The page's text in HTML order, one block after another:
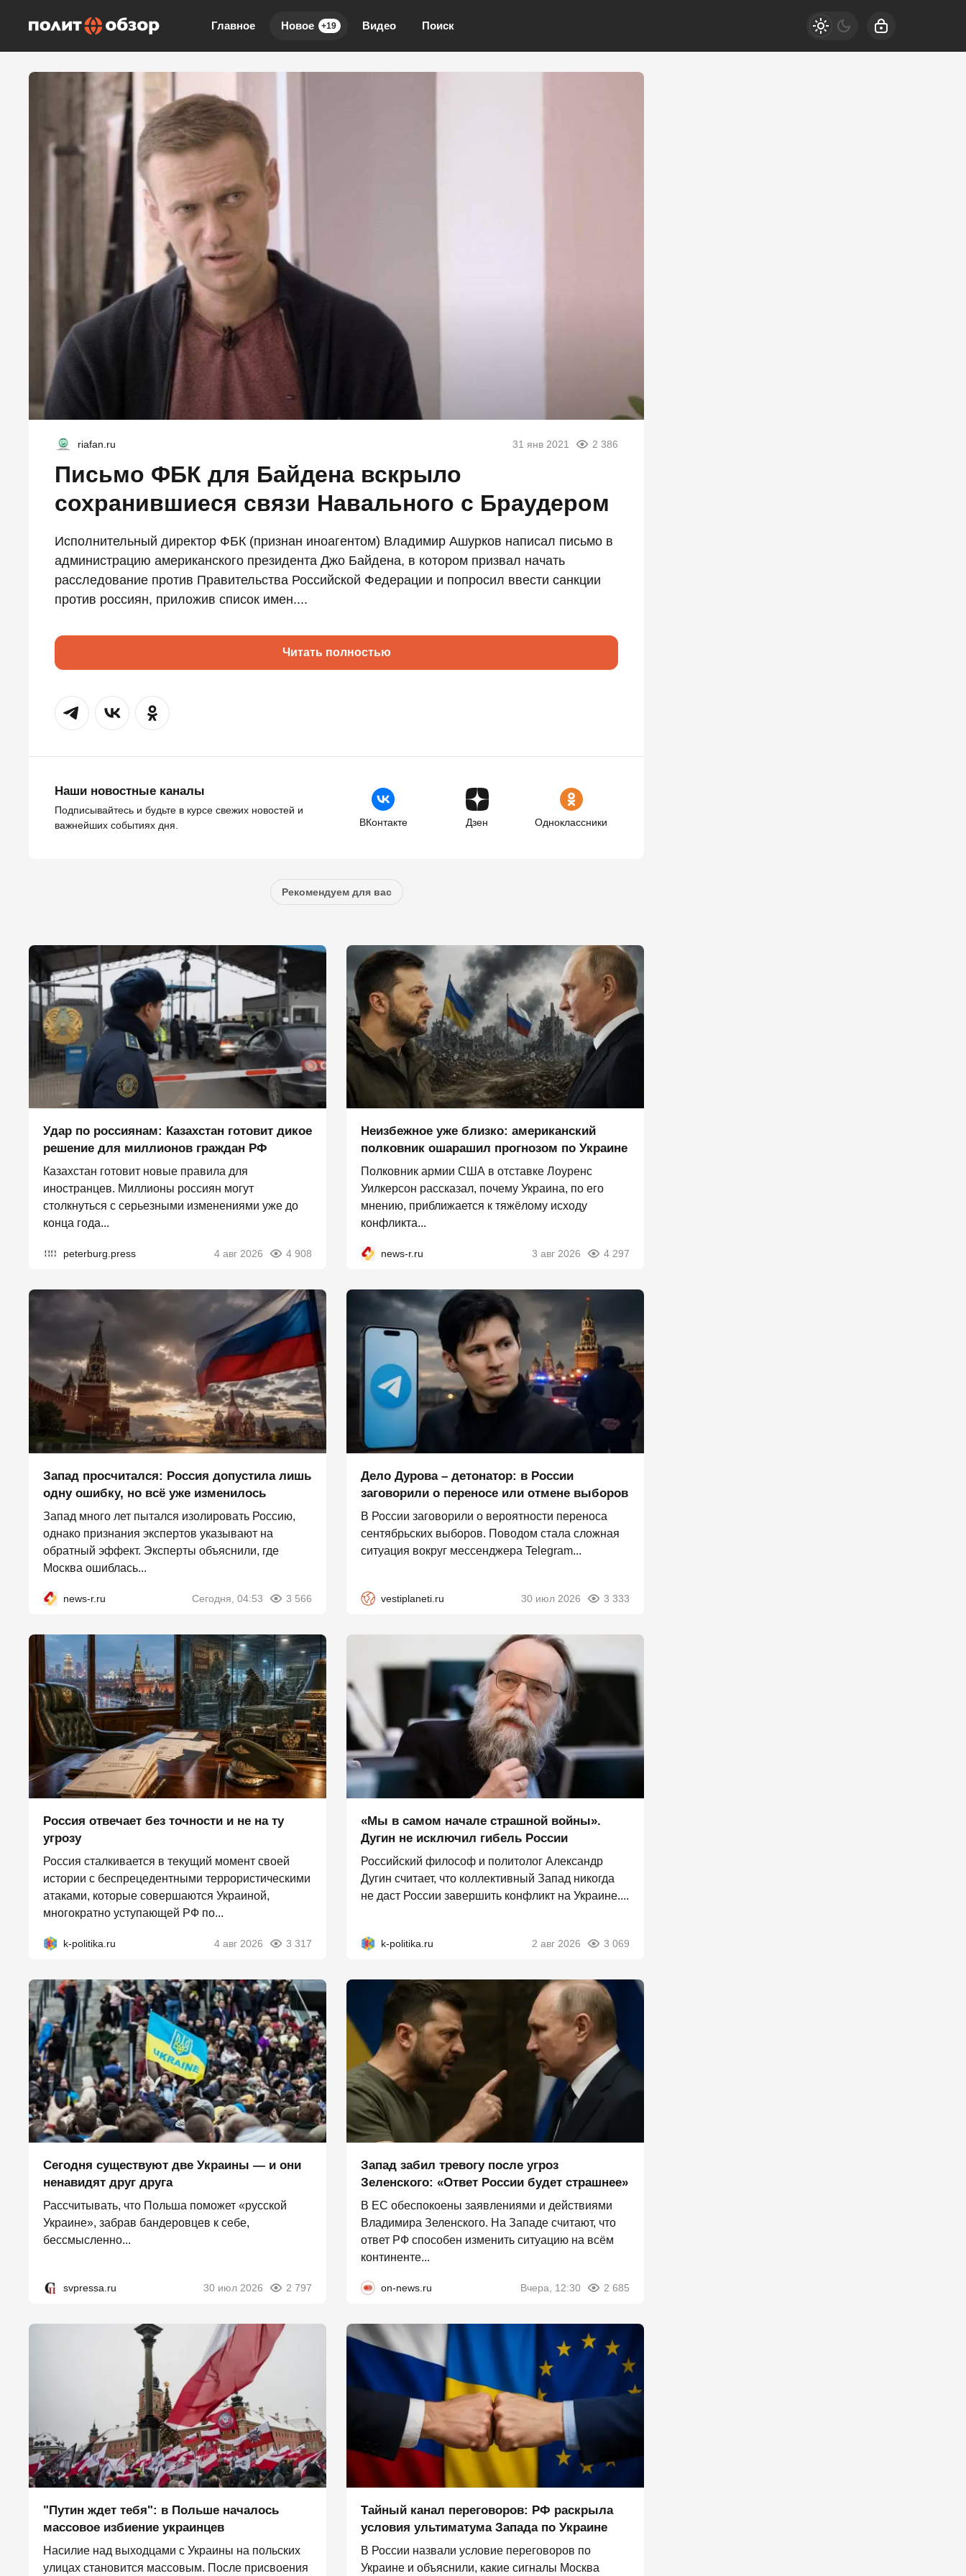
Главное Новое +19 Видео Поиск
riafan.ru 31 янв 2021 2 386
Письмо ФБК для Байдена вскрыло
сохранившиеся связи Навального с Браудером
Исполнительный директор ФБК (признан иноагентом) Владимир Ашурков написал письмо в
администрацию американского президента Джо Байдена, в котором призвал начать
расследование против Правительства Российской Федерации и попросил ввести санкции
против россиян, приложив список имен....
Читать полностью
Наши новостные каналы
Подписывайтесь и будьте в курсе свежих новостей и
важнейших событиях дня.
ВКонтакте Дзен Одноклассники
Рекомендуем для вас
Удар по россиянам: Казахстан готовит дикое
решение для миллионов граждан РФ
Казахстан готовит новые правила для
иностранцев. Миллионы россиян могут
столкнуться с серьезными изменениями уже до
конца года...
peterburg.press 4 авг 2026 4 908
Неизбежное уже близко: американский
полковник ошарашил прогнозом по Украине
Полковник армии США в отставке Лоуренс
Уилкерсон рассказал, почему Украина, по его
мнению, приближается к тяжёлому исходу
конфликта...
news-r.ru 3 авг 2026 4 297
Запад просчитался: Россия допустила лишь
одну ошибку, но всё уже изменилось
Запад много лет пытался изолировать Россию,
однако признания экспертов указывают на
обратный эффект. Эксперты объяснили, где
Москва ошиблась...
news-r.ru Сегодня, 04:53 3 566
Дело Дурова – детонатор: в России
заговорили о переносе или отмене выборов
В России заговорили о вероятности переноса
сентябрьских выборов. Поводом стала сложная
ситуация вокруг мессенджера Telegram...
vestiplaneti.ru 30 июл 2026 3 333
Россия отвечает без точности и не на ту
угрозу
Россия сталкивается в текущий момент своей
истории с беспрецедентными террористическими
атаками, которые совершаются Украиной,
многократно уступающей РФ по...
k-politika.ru 4 авг 2026 3 317
«Мы в самом начале страшной войны».
Дугин не исключил гибель России
Российский философ и политолог Александр
Дугин считает, что коллективный Запад никогда
не даст России завершить конфликт на Украине....
k-politika.ru 2 авг 2026 3 069
Сегодня существуют две Украины — и они
ненавидят друг друга
Рассчитывать, что Польша поможет «русской
Украине», забрав бандеровцев к себе,
бессмысленно...
svpressa.ru 30 июл 2026 2 797
Запад забил тревогу после угроз
Зеленского: «Ответ России будет страшнее»
В ЕС обеспокоены заявлениями и действиями
Владимира Зеленского. На Западе считают, что
ответ РФ способен изменить ситуацию на всём
континенте...
on-news.ru Вчера, 12:30 2 685
"Путин ждет тебя": в Польше началось
массовое избиение украинцев
Насилие над выходцами с Украины на польских
улицах становится массовым. После присвоения
Тайный канал переговоров: РФ раскрыла
условия ультиматума Запада по Украине
В России назвали условие переговоров по
Украине и объяснили, какие сигналы Москва